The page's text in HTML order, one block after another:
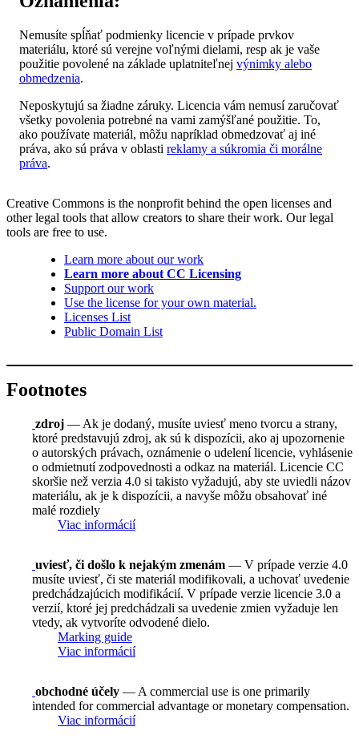
Nemusíte spĺňať podmienky licencie v prípade prvkov
materiálu, ktoré sú verejne voľnými dielami, resp ak je vaše
použitie povolené na základe uplatniteľnej výnimky alebo
obmedzenia.
Neposkytujú sa žiadne záruky. Licencia vám nemusí zaručovať
všetky povolenia potrebné na vami zamýšľané použitie. To,
ako používate materiál, môžu napríklad obmedzovať aj iné
práva, ako sú práva v oblasti reklamy a súkromia či morálne
práva.
Creative Commons is the nonprofit behind the open licenses and
other legal tools that allow creators to share their work. Our legal
tools are free to use.
Learn more about our work
Learn more about CC Licensing
Support our work
Use the license for your own material.
Licenses List
Public Domain List
Footnotes
zdroj — Ak je dodaný, musíte uviesť meno tvorcu a strany,
ktoré predstavujú zdroj, ak sú k dispozícii, ako aj upozornenie
o autorských právach, oznámenie o udelení licencie, vyhlásenie
o odmietnutí zodpovednosti a odkaz na materiál. Licencie CC
skoršie než verzia 4.0 si takisto vyžadujú, aby ste uviedli názov
materiálu, ak je k dispozícii, a navyše môžu obsahovať iné
malé rozdiely
Viac informácií
uviesť, či došlo k nejakým zmenám — V prípade verzie 4.0
musíte uviesť, či ste materiál modifikovali, a uchovať uvedenie
predchádzajúcich modifikácií. V prípade verzie licencie 3.0 a
verzií, ktoré jej predchádzali sa uvedenie zmien vyžaduje len
vtedy, ak vytvoríte odvodené dielo.
Marking guide
Viac informácií
obchodné účely — A commercial use is one primarily
intended for commercial advantage or monetary compensation.
Viac informácií